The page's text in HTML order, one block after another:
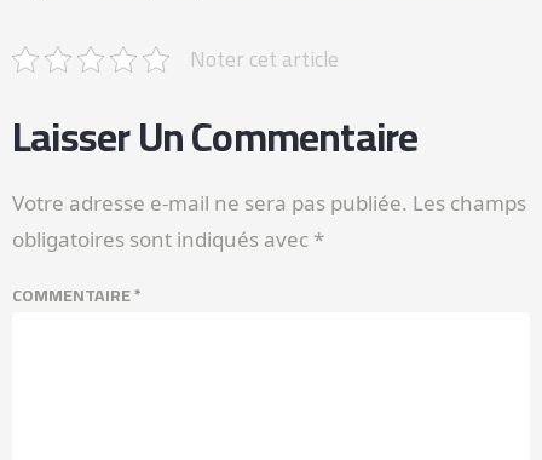
Noter cet article
Laisser Un Commentaire
Votre adresse e-mail ne sera pas publiée. Les champs
obligatoires sont indiqués avec *
COMMENTAIRE*